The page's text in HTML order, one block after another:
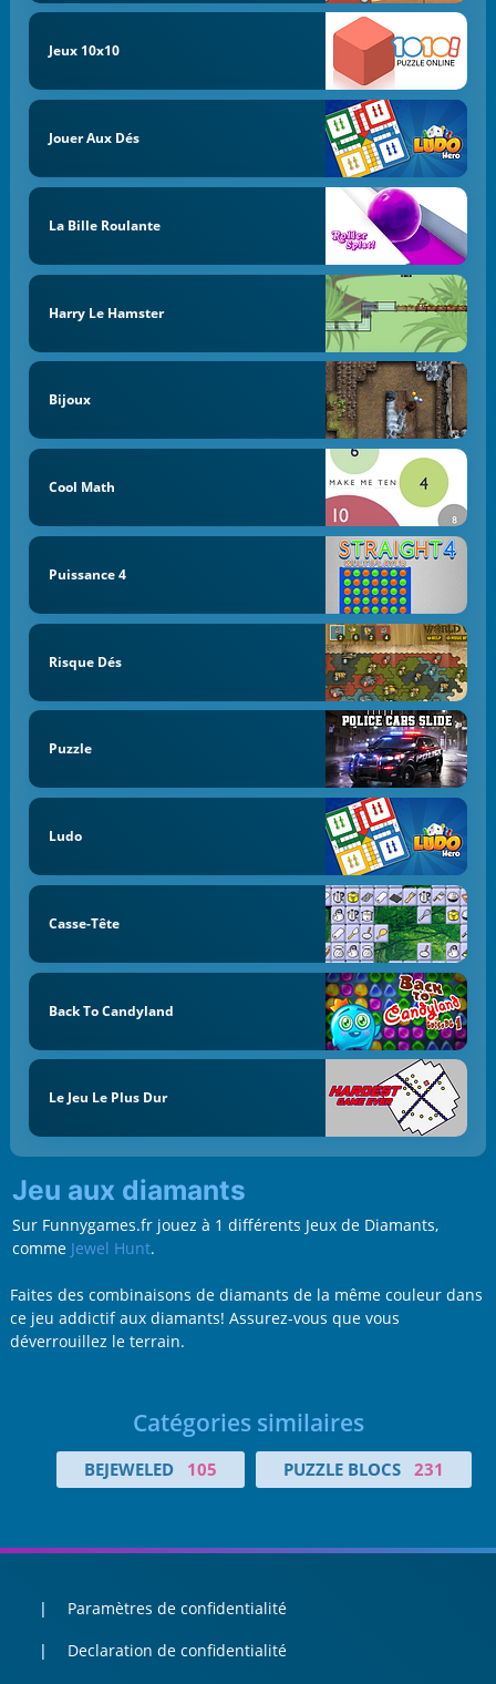
Jeux 10x10
Jouer Aux Dés
La Bille Roulante
Harry Le Hamster
Bijoux
Cool Math
Puissance 4
Risque Dés
Puzzle
Ludo
Casse-Tête
Back To Candyland
Le Jeu Le Plus Dur
Jeu aux diamants
Sur Funnygames.fr jouez à 1 différents Jeux de Diamants,
comme Jewel Hunt.
Faites des combinaisons de diamants de la même couleur dans
ce jeu addictif aux diamants! Assurez-vous que vous
déverrouillez le terrain.
Catégories similaires
BEJEWELED 105 PUZZLE BLOCS 231
Paramètres de confidentialité
Declaration de confidentialité